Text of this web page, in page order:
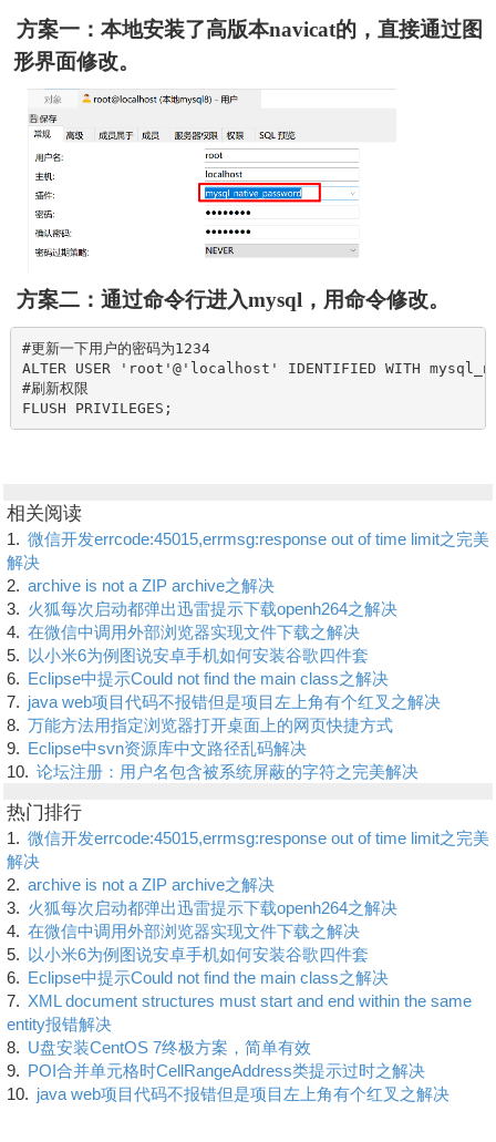
方案一：本地安装了高版本navicat的，直接通过图
形界面修改。
方案二：通过命令行进入mysql，用命令修改。
#更新一下用户的密码为1234
ALTER USER 'root'@'localhost' IDENTIFIED WITH
#刷新权限
FLUSH PRIVILEGES;
相关阅读
1. 微信开发errcode:45015,errmsg:response out of time limit之完美
解决
2. archive is not a ZIP archive之解决
3. 火狐每次启动都弹出迅雷提示下载openh264之解决
4. 在微信中调用外部浏览器实现文件下载之解决
5. 以小米6为例图说安卓手机如何安装谷歌四件套
6. Eclipse中提示Could not find the main class之解决
7. java web项目代码不报错但是项目左上角有个红叉之解决
8. 万能方法用指定浏览器打开桌面上的网页快捷方式
9. Eclipse中svn资源库中文路径乱码解决
10. 论坛注册：用户名包含被系统屏蔽的字符之完美解决
热门排行
1. 微信开发errcode:45015,errmsg:response out of time limit之完美
解决
2. archive is not a ZIP archive之解决
3. 火狐每次启动都弹出迅雷提示下载openh264之解决
4. 在微信中调用外部浏览器实现文件下载之解决
5. 以小米6为例图说安卓手机如何安装谷歌四件套
6. Eclipse中提示Could not find the main class之解决
7. XML document structures must start and end within the same
entity报错解决
8. U盘安装CentOS 7终极方案，简单有效
9. POI合并单元格时CellRangeAddress类提示过时之解决
10. java web项目代码不报错但是项目左上角有个红叉之解决